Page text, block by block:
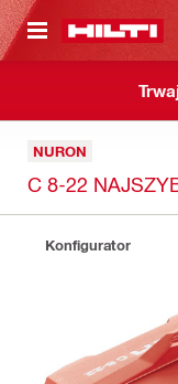
GŁÓWNEJ
NURON
C 8-22
Konfigurator